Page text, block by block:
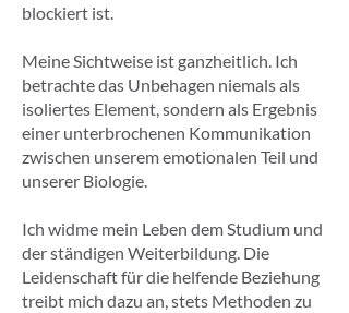
blockiert ist.
Meine Sichtweise ist ganzheitlich. Ich
betrachte das Unbehagen niemals als
isoliertes Element, sondern als Ergebnis
einer unterbrochenen Kommunikation
zwischen unserem emotionalen Teil und
unserer Biologie.
Ich widme mein Leben dem Studium und
der ständigen Weiterbildung. Die
Leidenschaft für die helfende Beziehung
treibt mich dazu an, stets Methoden zu